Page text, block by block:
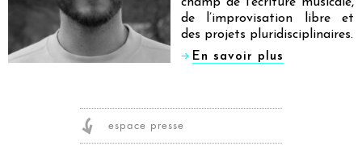
champ de l’écriture musicale,
de l’improvisation libre et
des projets pluridisciplinaires.
En savoir plus
espace presse